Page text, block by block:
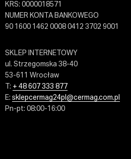
KRS: 0000018571
NUMER KONTA BANKOWEGO
90 1600 1462 0008 0412 3702 9001
SKLEP INTERNETOWY
ul. Strzegomska 38-40
53-611 Wrocław
T: + 48 607 333 877
E: sklepcermag24pl@cermag.com.pl
Pn-pt: 08:00-16:00